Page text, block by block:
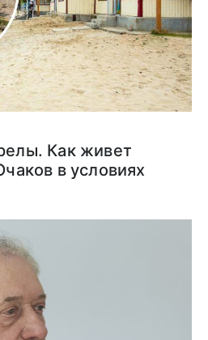
Как живет
в условиях